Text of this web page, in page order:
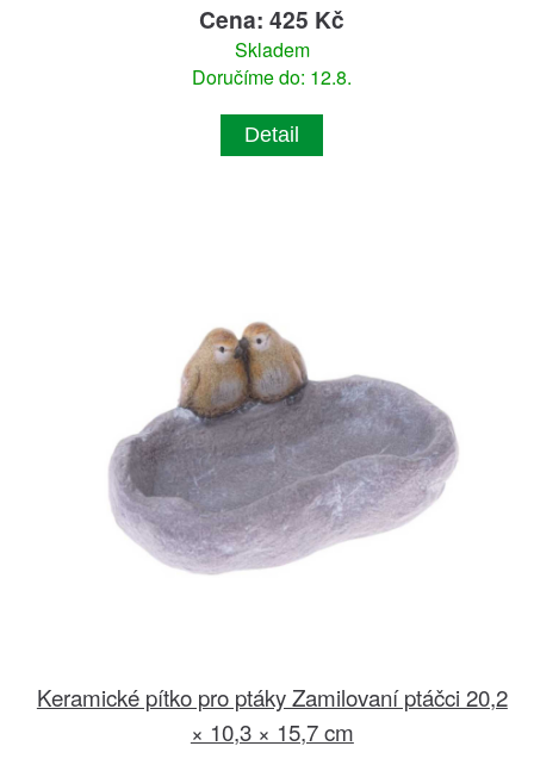
Cena: 425 Kč
Skladem
Doručíme do: 12.8.
Detail
Keramické pítko pro ptáky Zamilovaní ptáčci 20,2
× 10,3 × 15,7 cm